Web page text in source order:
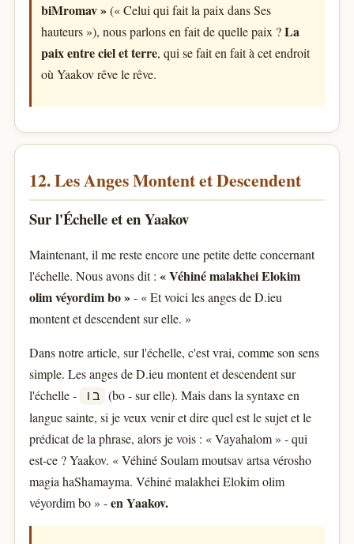
biMromav »(« Celui qui fait la paix dans Ses
hauteurs »), nous parlons en fait de quelle paix ?La
paix entre ciel et terre, qui se fait en fait à cet endroit
où Yaakov rêve le rêve.
12. Les Anges Montent et Descendent
Sur l'Échelle et en Yaakov
Maintenant, il me reste encore une petite dette concernant
l'échelle. Nous avons dit : « Véhiné malakhei Elokim
olim véyordim bo »- « Et voici les anges de D.ieu
montent et descendent sur elle. »
Dans notre article, sur l'échelle, c'est vrai, comme son sens
simple. Les anges de D.ieu montent et descendent sur
l'échelle -
בו (bo - sur elle). Mais dans la syntaxe en
langue sainte, si je veux venir et dire quel est le sujet et le
prédicat de la phrase, alors je vois : « Vayahalom » - qui
est-ce ? Yaakov. « Véhiné Soulam moutsav artsa vérosho
magia haShamayma. Véhiné malakhei Elokim olim
véyordim bo » -en Yaakov.